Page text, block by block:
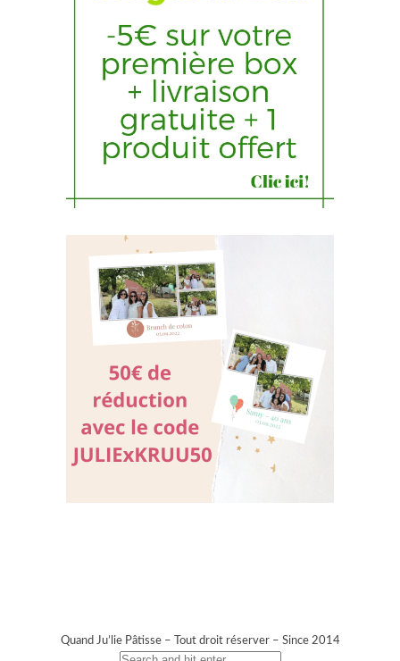
Quand Ju’lie Pâtisse – Tout droit réserver – Since 2014